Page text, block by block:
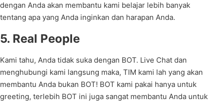
dengan Anda akan membantu kami belajar lebih banyak
tentang apa yang Anda inginkan dan harapan Anda.
5. Real People
Kami tahu, Anda tidak suka dengan BOT. Live Chat dan
menghubungi kami langsung maka, TIM kami lah yang akan
membantu Anda bukan BOT! BOT kami pakai hanya untuk
greeting, terlebih BOT ini juga sangat membantu Anda untuk